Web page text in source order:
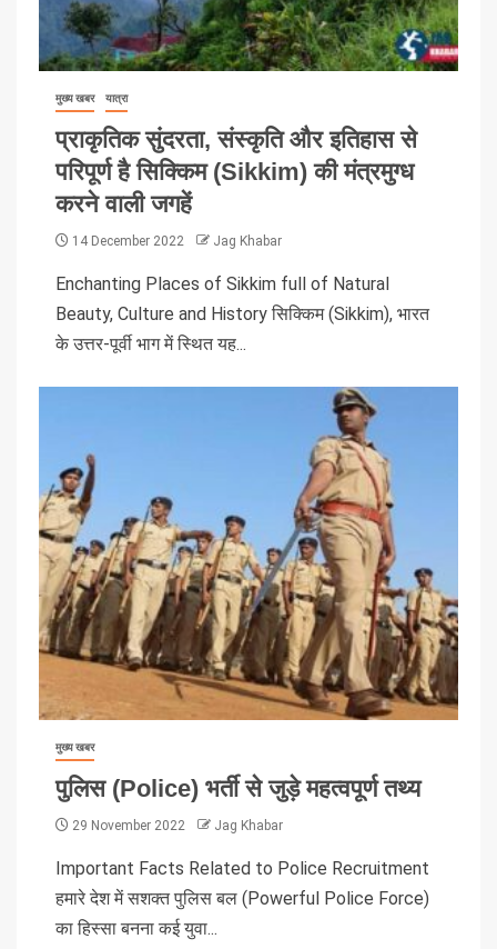
मुख्य खबर यात्रा
प्राकृतिक सुंदरता, संस्कृति और इतिहास से
परिपूर्ण है सिक्किम (Sikkim) की मंत्रमुग्ध
करने वाली जगहें
14 December 2022 Jag Khabar
Enchanting Places of Sikkim full of Natural
Beauty, Culture and History सिक्किम (Sikkim), भारत
के उत्तर-पूर्वी भाग में स्थित यह...
मुख्य खबर
पुलिस (Police) भर्ती से जुड़े महत्वपूर्ण तथ्य
29 November 2022 Jag Khabar
Important Facts Related to Police Recruitment
हमारे देश में सशक्त पुलिस बल (Powerful Police Force)
का हिस्सा बनना कई युवा...